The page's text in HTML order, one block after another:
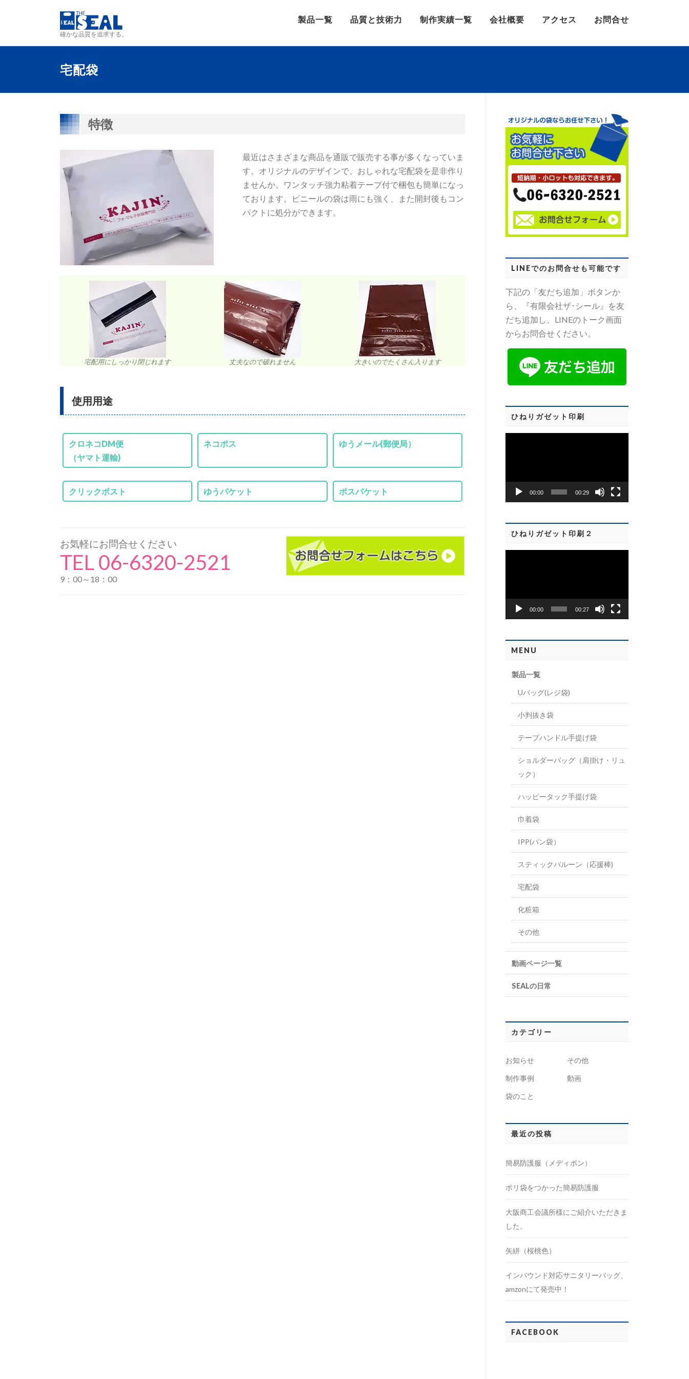
確かな品質を追求する。
製品一覧 品質と技術力 制作実績一覧 会社概要 アクセス お問合せ
宅配袋
特徴
最近はさまざまな商品を通販で販売する事が多くなっていま
す。オリジナルのデザインで、おしゃれな宅配袋を是非作り
ませんか。ワンタッチ強力粘着テープ付で梱包も簡単になっ
ております。ビニールの袋は雨にも強く、また開封後もコン
パクトに処分ができます。
宅配用にしっかり閉じれます 丈夫なので破れません 大きいのでたくさん入ります
使用用途
クロネコDM便
（ヤマト運輸)
ネコポス ゆうメール(郵便局）
クリックポスト ゆうパケット ポスパケット
お気軽にお問合せください
TEL 06-6320-2521
9：00～18：00
LINEでのお問合せも可能です
下記の「友だち追加」ボタンか
ら、『有限会社ザ･シール』を友
だち追加し、LINEのトーク画面
からお問合せください。
ひねりガゼット印刷
レ
ー
00:00 00:29
ひねりガゼット印刷２
レ
ー
00:00 00:27
MENU
製品一覧
Uバッグ(レジ袋)
小判抜き袋
テープハンドル手提げ袋
ショルダーバッグ（肩掛け・リュ
ック）
ハッピータック手提げ袋
巾着袋
IPP(パン袋）
スティックバルーン（応援棒)
宅配袋
化粧箱
その他
動画ページ一覧
SEALの日常
カテゴリー
お知らせ その他
制作事例 動画
袋のこと
最近の投稿
簡易防護服（メディポン）
ポリ袋をつかった簡易防護服
大阪商工会議所様にご紹介いただきま
した。
矢絣（桜桃色）
インバウンド対応サニタリーバッグ、
amzonにて発売中！
FACEBOOK